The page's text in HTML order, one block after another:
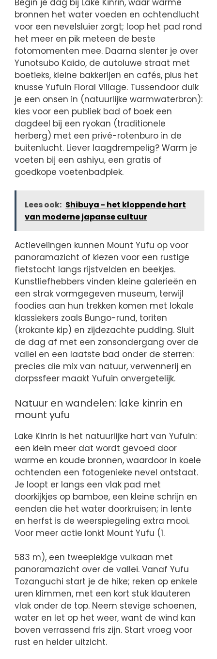
Begin je dag bij Lake Kinrin, waar warme
bronnen het water voeden en ochtendlucht
voor een nevelsluier zorgt; loop het pad rond
het meer en pik meteen de beste
fotomomenten mee. Daarna slenter je over
Yunotsubo Kaido, de autoluwe straat met
boetieks, kleine bakkerijen en cafés, plus het
knusse Yufuin Floral Village. Tussendoor duik
je een onsen in (natuurlijke warmwaterbron):
kies voor een publiek bad of boek een
dagdeel bij een ryokan (traditionele
herberg) met een privé-rotenburo in de
buitenlucht. Liever laagdrempelig? Warm je
voeten bij een ashiyu, een gratis of
goedkope voetenbadplek.
Lees ook: Shibuya - het kloppende hart
van moderne japanse cultuur
Actievelingen kunnen Mount Yufu op voor
panoramazicht of kiezen voor een rustige
fietstocht langs rijstvelden en beekjes.
Kunstliefhebbers vinden kleine galerieën en
een strak vormgegeven museum, terwijl
foodies aan hun trekken komen met lokale
klassiekers zoals Bungo-rund, toriten
(krokante kip) en zijdezachte pudding. Sluit
de dag af met een zonsondergang over de
vallei en een laatste bad onder de sterren:
precies die mix van natuur, verwennerij en
dorpssfeer maakt Yufuin onvergetelijk.
Natuur en wandelen: lake kinrin en
mount yufu
Lake Kinrin is het natuurlijke hart van Yufuin:
een klein meer dat wordt gevoed door
warme en koude bronnen, waardoor in koele
ochtenden een fotogenieke nevel ontstaat.
Je loopt er langs een vlak pad met
doorkijkjes op bamboe, een kleine schrijn en
eenden die het water doorkruisen; in lente
en herfst is de weerspiegeling extra mooi.
Voor meer actie lonkt Mount Yufu (1.
583 m), een tweepiekige vulkaan met
panoramazicht over de vallei. Vanaf Yufu
Tozanguchi start je de hike; reken op enkele
uren klimmen, met een kort stuk klauteren
vlak onder de top. Neem stevige schoenen,
water en let op het weer, want de wind kan
boven verrassend fris zijn. Start vroeg voor
rust en helder uitzicht.